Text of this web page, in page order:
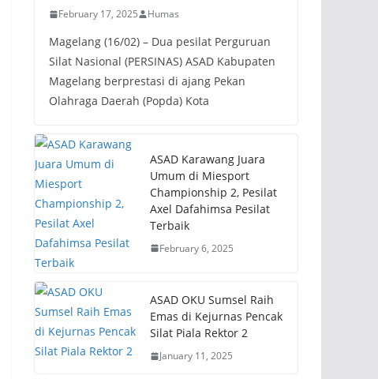
February 17, 2025 Humas
Magelang (16/02) – Dua pesilat Perguruan
Silat Nasional (PERSINAS) ASAD Kabupaten
Magelang berprestasi di ajang Pekan
Olahraga Daerah (Popda) Kota
ASAD Karawang Juara
Umum di Miesport
Championship 2, Pesilat
Axel Dafahimsa Pesilat
Terbaik
February 6, 2025
ASAD OKU Sumsel Raih
Emas di Kejurnas Pencak
Silat Piala Rektor 2
January 11, 2025